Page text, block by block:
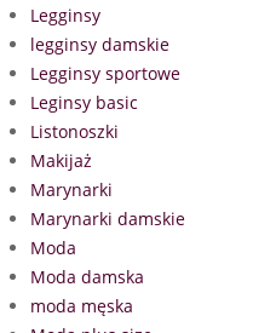
Legginsy
legginsy damskie
Legginsy sportowe
Leginsy basic
Listonoszki
Makijaż
Marynarki
Marynarki damskie
Moda
Moda damska
moda męska